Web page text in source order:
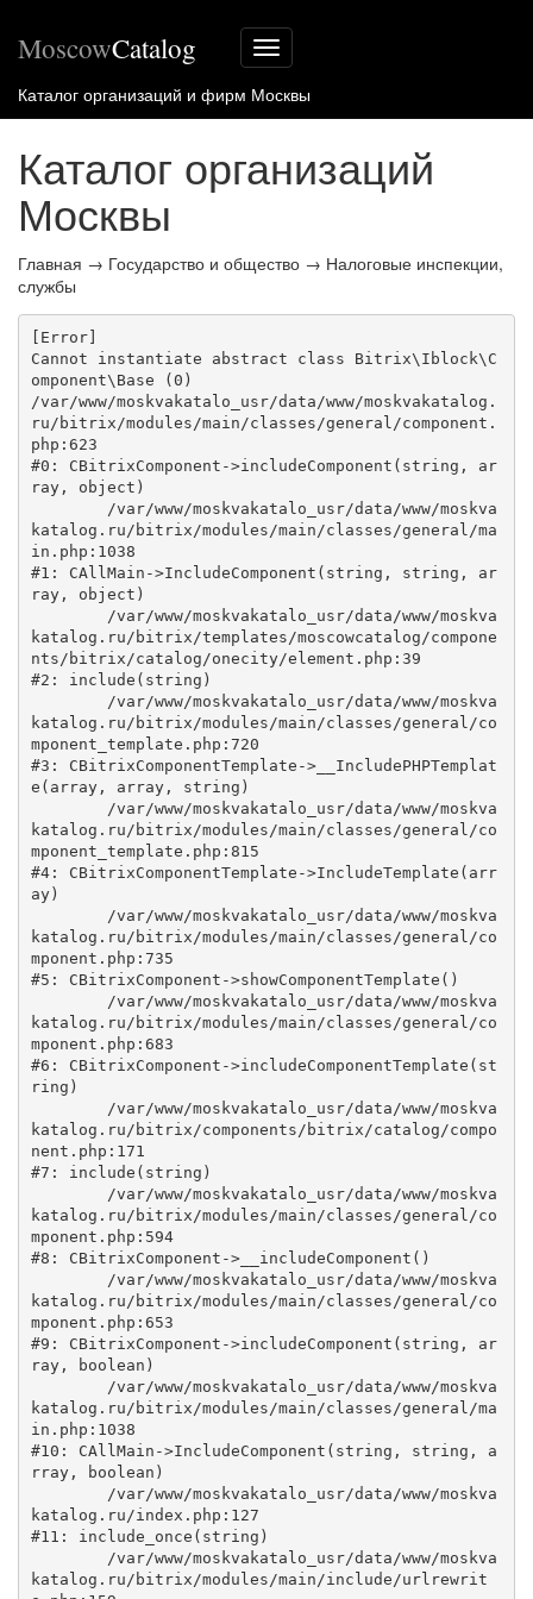
Меню
сайта
MoscowCatalog
Каталог организаций и фирм Москвы
Каталог организаций
Москвы
Главная → Государство и общество → Налоговые инспекции,
службы
[Error]
Cannot instantiate abstract class Bitrix\Iblock\C
omponent\Base (0)
/var/www/moskvakatalo_usr/data/www/moskvakatalog.
ru/bitrix/modules/main/classes/general/component.
php:623
#0: CBitrixComponent->includeComponent(string, ar
ray, object)
katalog.ru/bitrix/modules/main/classes/general/ma
in.php:1038
#1: CAllMain->IncludeComponent(string, string, ar
ray, object)
katalog.ru/bitrix/templates/moscowcatalog/compone
nts/bitrix/catalog/onecity/element.php:39
#2: include(string)
katalog.ru/bitrix/modules/main/classes/general/co
mponent_template.php:720
#3: CBitrixComponentTemplate->__IncludePHPTemplat
e(array, array, string)
katalog.ru/bitrix/modules/main/classes/general/co
mponent_template.php:815
#4: CBitrixComponentTemplate->IncludeTemplate(arr
ay)
katalog.ru/bitrix/modules/main/classes/general/co
mponent.php:735
#5: CBitrixComponent->showComponentTemplate()
katalog.ru/bitrix/modules/main/classes/general/co
mponent.php:683
#6: CBitrixComponent->includeComponentTemplate(st
ring)
katalog.ru/bitrix/components/bitrix/catalog/compo
nent.php:171
#7: include(string)
katalog.ru/bitrix/modules/main/classes/general/co
mponent.php:594
#8: CBitrixComponent->__includeComponent()
katalog.ru/bitrix/modules/main/classes/general/co
mponent.php:653
#9: CBitrixComponent->includeComponent(string, ar
ray, boolean)
katalog.ru/bitrix/modules/main/classes/general/ma
in.php:1038
#10: CAllMain->IncludeComponent(string, string, a
rray, boolean)
katalog.ru/index.php:127
#11: include_once(string)
katalog.ru/bitrix/modules/main/include/urlrewrit